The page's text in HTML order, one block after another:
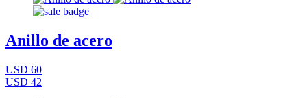
Anillo de acero
USD 60
USD 42